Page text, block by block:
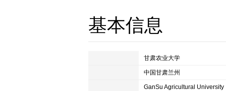
基本信息
甘肃农业大学
中国甘肃兰州
GanSu Agricultural University